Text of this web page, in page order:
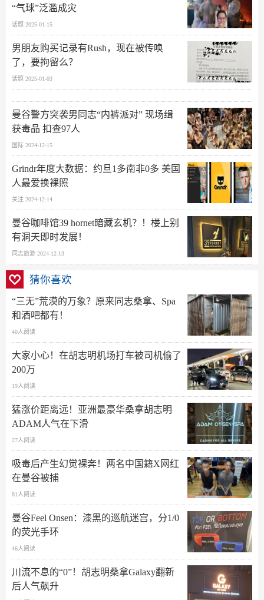
“气球”泛滥成灾
话题 2025-01-15
男朋友购买记录有Rush，现在被传唤
了，要拘留么？
话题 2025-01-03
曼谷警方突袭男同志“内裤派对” 现场缉
获毒品 扣查97人
国际 2024-12-15
Grindr年度大数据：约旦1多南非0多 美国
人最爱换裸照
关注 2024-12-14
曼谷咖啡馆39 hornet暗藏玄机？！楼上别
有洞天即时发展！
同志旅游 2024-12-13
猜你喜欢
“三无”荒漠的万象？原来同志桑拿、Spa
和酒吧都有！
40人阅读
大家小心！在胡志明机场打车被司机偷了
200万
19人阅读
猛涨价距离远！亚洲最豪华桑拿胡志明
ADAM人气在下滑
27人阅读
吸毒后产生幻觉裸奔！两名中国籍X网红
在曼谷被捕
81人阅读
曼谷Feel Onsen：漆黑的巡航迷宫，分1/0
的荧光手环
46人阅读
川流不息的“0”！胡志明桑拿Galaxy翻新
后人气飙升